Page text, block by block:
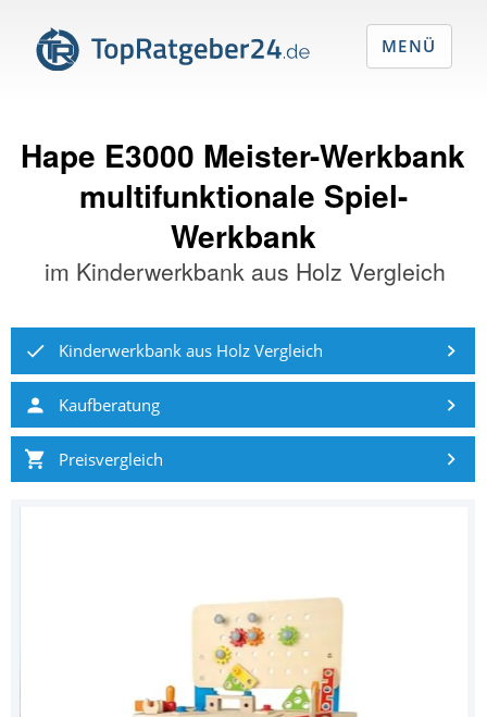
Hape E3000 Meister-Werkbank
multifunktionale Spiel-
Werkbank
im Kinderwerkbank aus Holz Vergleich
Kinderwerkbank aus Holz Vergleich
Kaufberatung
Preisvergleich
MENÜ